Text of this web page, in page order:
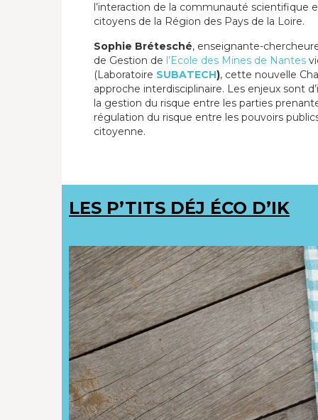
l’interaction de la communauté scientifique
citoyens de la Région des Pays de la Loire.
Sophie Brétesché, enseignante-
de Gestion de l’Ecole des Mines de Nantes
(Laboratoire SUBATECH), cette nouvelle
approche interdisciplinaire. Les enjeux sont
la gestion du risque entre les parties
régulation du risque entre les pouvoirs
citoyenne.
LES P’TITS DÉJ ÉCO D’IK